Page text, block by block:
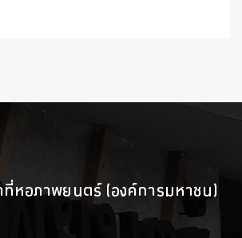
ที่หอภาพยนตร์ (องค์การมหาชน)